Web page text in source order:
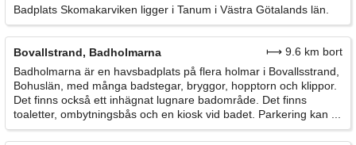
Badplats Skomakarviken ligger i Tanum i Västra Götalands län.
Bovallstrand, Badholmarna
⟼ 9.6 km bort
Badholmarna är en havsbadplats på flera holmar i Bovallsstrand,
Bohuslän, med många badstegar, bryggor, hopptorn och klippor.
Det finns också ett inhägnat lugnare badområde. Det finns
toaletter, ombytningsbås och en kiosk vid badet. Parkering kan ...